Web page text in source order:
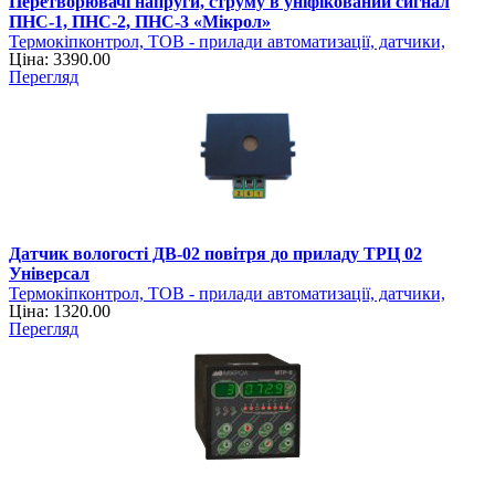
ПНС-1, ПНС-2, ПНС-3 «Мікрол»
Термокіпконтрол, ТОВ - прилади автоматизації, датчики,
регулятори
Ціна: 3390.00
Перегляд
Датчик вологості ДВ-02 повітря до приладу ТРЦ 02
Універсал
Термокіпконтрол, ТОВ - прилади автоматизації, датчики,
регулятори
Ціна: 1320.00
Перегляд